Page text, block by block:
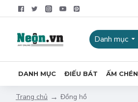
Danh mục
DANH MỤC ĐIẾU BÁT ẤM CHÉN
Trang chủ Đồng hồ